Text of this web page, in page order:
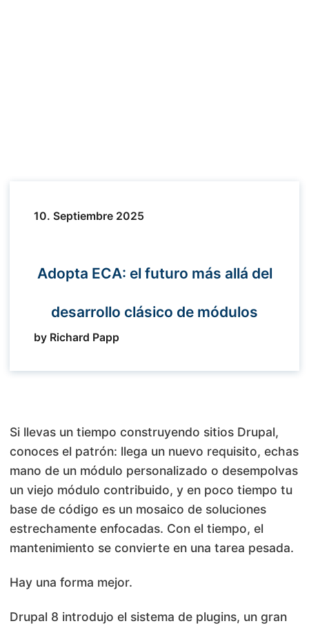
10. Septiembre 2025
Adopta ECA: el futuro más allá del
desarrollo clásico de módulos
by Richard Papp
Si llevas un tiempo construyendo sitios Drupal,
conoces el patrón: llega un nuevo requisito, echas
mano de un módulo personalizado o desempolvas
un viejo módulo contribuido, y en poco tiempo tu
base de código es un mosaico de soluciones
estrechamente enfocadas. Con el tiempo, el
mantenimiento se convierte en una tarea pesada.
Hay una forma mejor.
Drupal 8 introdujo el sistema de plugins, un gran